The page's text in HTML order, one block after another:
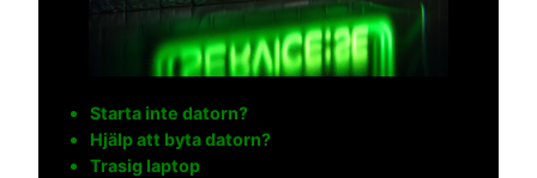
Starta inte datorn?
Hjälp att byta datorn?
Trasig laptop